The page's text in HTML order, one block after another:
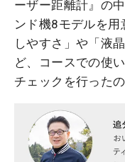
ーザー距離計』の
ンド機8モデルを
しやすさ」や「液
ど、コースでの使
チェックを行った